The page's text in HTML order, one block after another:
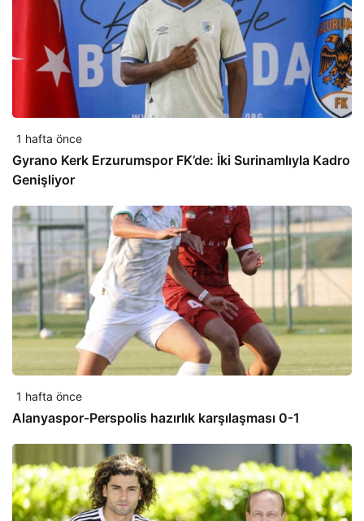
1 hafta önce
Gyrano Kerk Erzurumspor FK’de: İki Surinamlıyla Kadro
Genişliyor
1 hafta önce
Alanyaspor-Perspolis hazırlık karşılaşması 0-1